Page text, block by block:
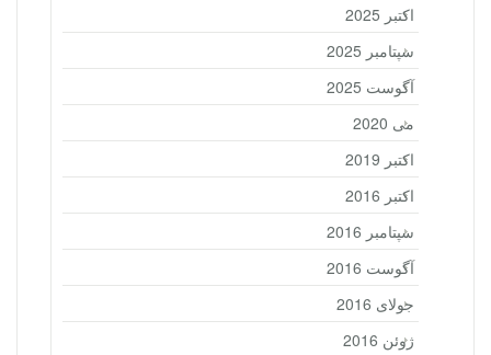
اکتبر 2025
سپتامبر 2025
آگوست 2025
می 2020
اکتبر 2019
اکتبر 2016
سپتامبر 2016
آگوست 2016
جولای 2016
ژوئن 2016